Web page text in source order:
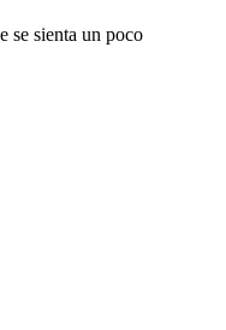
se sienta un poco